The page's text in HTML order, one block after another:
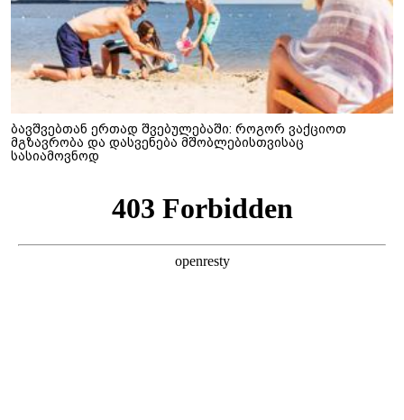
ბავშვებთან ერთად შვებულებაში: როგორ ვაქციოთ
მგზავრობა და დასვენება მშობლებისთვისაც
სასიამოვნოდ